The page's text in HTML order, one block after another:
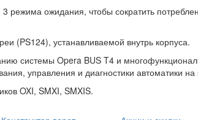
3 режима ожидания, чтобы сократить
(PS124), устанавливаемой внутрь корпуса.
системы Opera BUS T4 и
управления и диагностики автоматики
OXI, SMXI, SMXIS.